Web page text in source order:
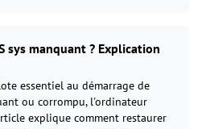
sys manquant ? Explication
essentiel au démarrage de
ou corrompu, l'ordinateur
explique comment restaurer